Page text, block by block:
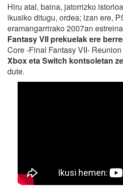
Hiru atal, baina, jatorrizko
ikusiko ditugu, ordea; izan ere,
eramangarrirako 2007an
Fantasy VII prekuelak ere
Core -Final Fantasy VII-
Xbox eta Switch kontsoletan
dute.